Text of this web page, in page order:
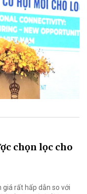
chọn lọc cho
rất hấp dẫn so với